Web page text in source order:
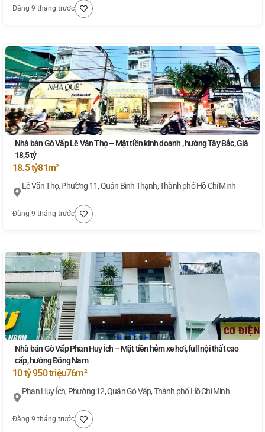
Đăng 9 tháng trước
Nhà bán Gò Vấp Lê Văn Thọ – Mặt tiền kinh doanh , hướng Tây Bắc, Giá
18,5 tỷ
18.5 tỷ81m²
Lê Văn Thọ, Phường 11, Quận Bình Thạnh, Thành phố Hồ Chí Minh
Đăng 9 tháng trước
Nhà bán Gò Vấp Phan Huy Ích – Mặt tiền hẻm xe hơi, full nội thất cao
cấp, hướng Đông Nam
10 tỷ 950 triệu76m²
Phan Huy Ích, Phường 12, Quận Gò Vấp, Thành phố Hồ Chí Minh
Đăng 9 tháng trước